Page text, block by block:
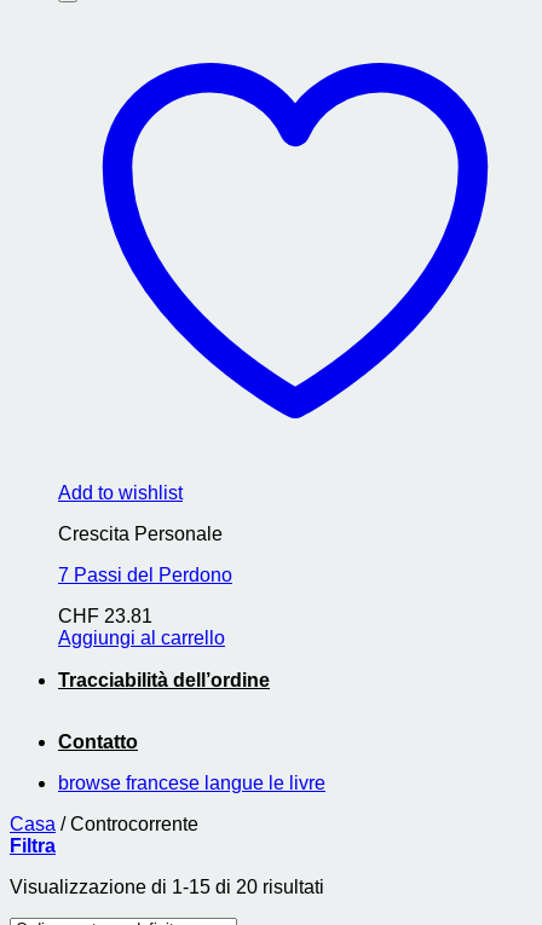
Add to wishlist
Crescita Personale
7 Passi del Perdono
CHF 23.81
Aggiungi al carrello
Tracciabilità dell’ordine
Contatto
browse francese langue le livre
Casa /Controcorrente
Filtra
Visualizzazione di 1-15 di 20 risultati